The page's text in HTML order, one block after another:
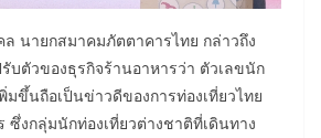
นายกสมาคมภัตตาคารไทย กล่าวถึง
บตัวของธุรกิจร้านอาหารว่า ตัวเลขนัก
มขึ้นถือเป็นข่าวดีของการท่องเที่ยวไทย
ซึ่งกลุ่มนักท่องเที่ยวต่างชาติที่เดินทาง